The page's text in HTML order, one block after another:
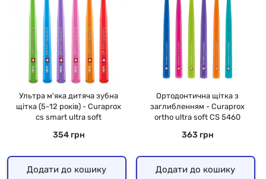
Ультра м'яка дитяча зубна
щітка (5-12 років) - Curaprox
cs smart ultra soft
354 грн
Додати до кошику
Ортодонтична щітка з
заглибленням - Curaprox
ortho ultra soft CS 5460
363 грн
Додати до кошику